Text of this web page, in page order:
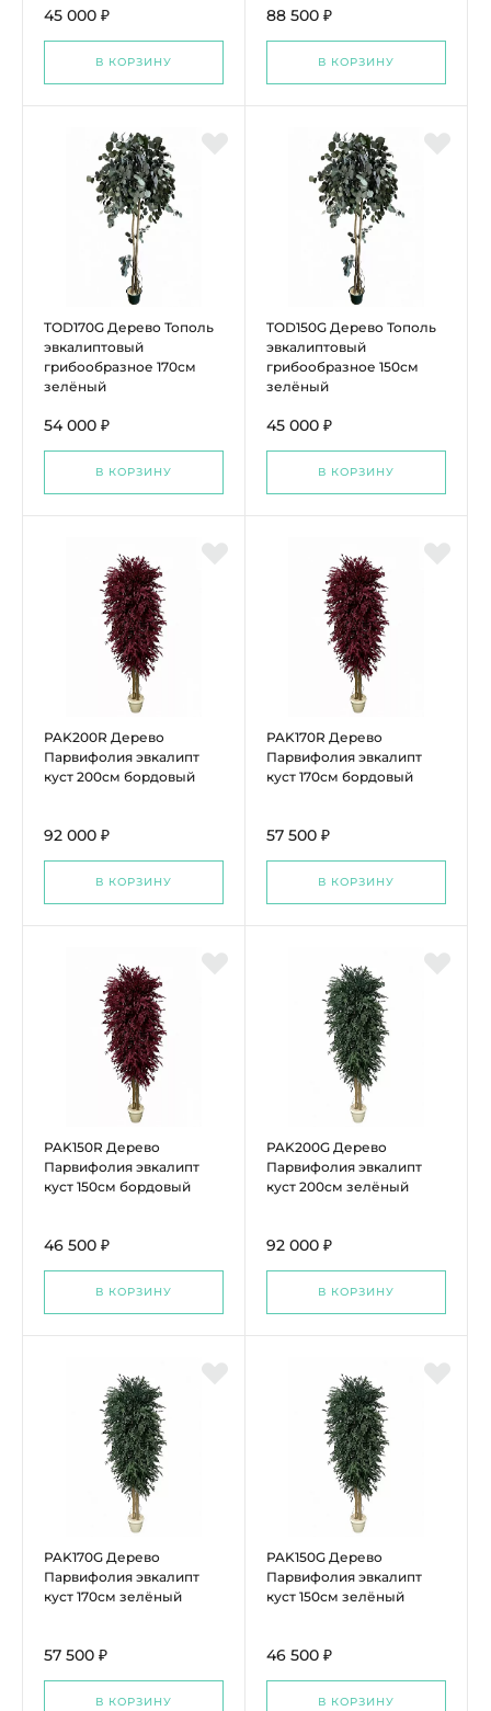
45 000 ₽
В КОРЗИНУ
88 500 ₽
В КОРЗИНУ
TOD170G Дерево Тополь
эвкалиптовый
грибообразное 170см
зелёный
54 000 ₽
В КОРЗИНУ
TOD150G Дерево Тополь
эвкалиптовый
грибообразное 150см
зелёный
45 000 ₽
В КОРЗИНУ
PAK200R Дерево
Парвифолия эвкалипт
куст 200см бордовый
92 000 ₽
В КОРЗИНУ
PAK170R Дерево
Парвифолия эвкалипт
куст 170см бордовый
57 500 ₽
В КОРЗИНУ
PAK150R Дерево
Парвифолия эвкалипт
куст 150см бордовый
46 500 ₽
В КОРЗИНУ
PAK200G Дерево
Парвифолия эвкалипт
куст 200см зелёный
92 000 ₽
В КОРЗИНУ
PAK170G Дерево
Парвифолия эвкалипт
куст 170см зелёный
57 500 ₽
В КОРЗИНУ
PAK150G Дерево
Парвифолия эвкалипт
куст 150см зелёный
46 500 ₽
В КОРЗИНУ